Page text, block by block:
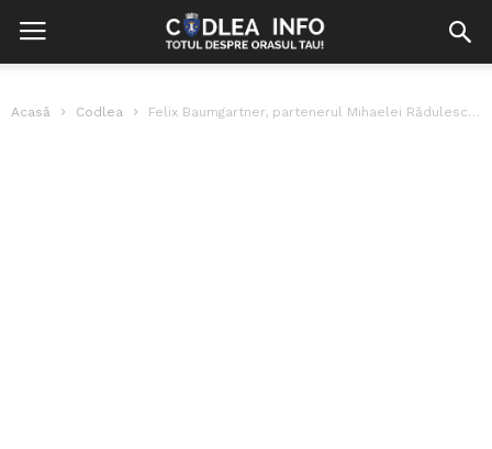
Acasă Codlea Felix Baumgartner, partenerul Mihaelei Rădulescu, a murit într-un accident în Italia